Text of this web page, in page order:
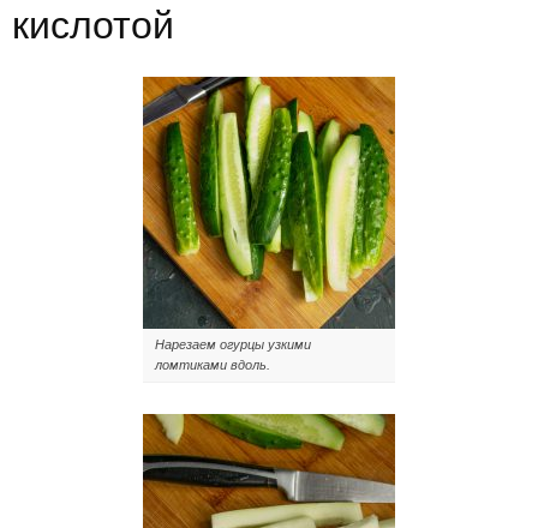
кислотой
Нарезаем огурцы узкими
ломтиками вдоль.